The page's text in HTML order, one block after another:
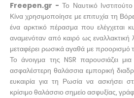
Freepen.gr -Το Ναυτικό
Κίνα χρησιμοποίησε με επιτυχία τη
ένα αρκτικό πέρασμα που ελέγχεται
αναμενόταν από καιρό ως εναλλακτική
μεταφέρει ρωσικά αγαθά με προορισμό
Το άνοιγμα της NSR παρουσιάζει
ασφαλέστερη θαλάσσια εμπορική
ευκαιρία για τη Ρωσία να ασκήσει
κρίσιμο θαλάσσιο σημείο ασφυξίας,